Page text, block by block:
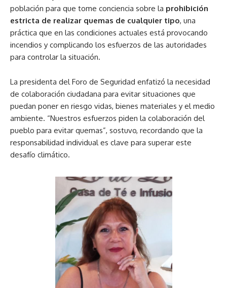
población para que tome conciencia sobre la prohibición
estricta de realizar quemas de cualquier tipo, una
práctica que en las condiciones actuales está provocando
incendios y complicando los esfuerzos de las autoridades
para controlar la situación.
La presidenta del Foro de Seguridad enfatizó la necesidad
de colaboración ciudadana para evitar situaciones que
puedan poner en riesgo vidas, bienes materiales y el medio
ambiente. “Nuestros esfuerzos piden la colaboración del
pueblo para evitar quemas”, sostuvo, recordando que la
responsabilidad individual es clave para superar este
desafío climático.